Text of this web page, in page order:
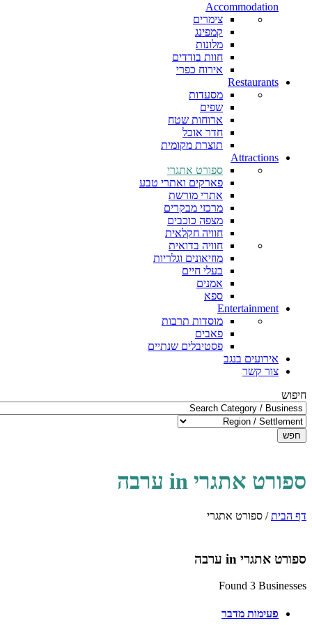
Accommodation
צימרים
קמפינג
מלונות
חוות בודדים
אירוח כפרי
Restaurants
מסעדות
שפים
ארוחות שטח
חדר אוכל
תוצרת מקומית
Attractions
ספורט אתגרי
פארקים ואתרי טבע
אתרי מורשת
מרכזי מבקרים
מצפה כוכבים
חוויה חקלאית
חוויה בדואית
מוזיאונים וגלריות
בעלי חיים
אמנים
ספא
Entertainment
מוסדות תרבות
פאבים
פסטיבלים שנתיים
אירועים בנגב
צור קשר
חיפוש
חפש
ספורט אתגרי in ערבה
דף הבית/ ספורט אתגרי
ספורט אתגרי in ערבה
Found 3 Businesses
פעימות מדבר